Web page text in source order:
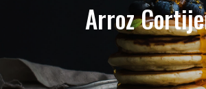
Arroz